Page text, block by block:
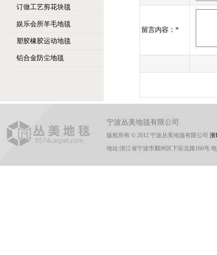
订做工艺剪花块毯
娱乐会所羊毛地毯
塑胶橡胶运动地毯
铝合金防尘地毯
留言内容：*
宁波丛美地毯有限公司
版权所有 © 2012 宁波丛美地毯有限公司 浙
地址:浙江省宁波市鄞州区下应北路166号 电